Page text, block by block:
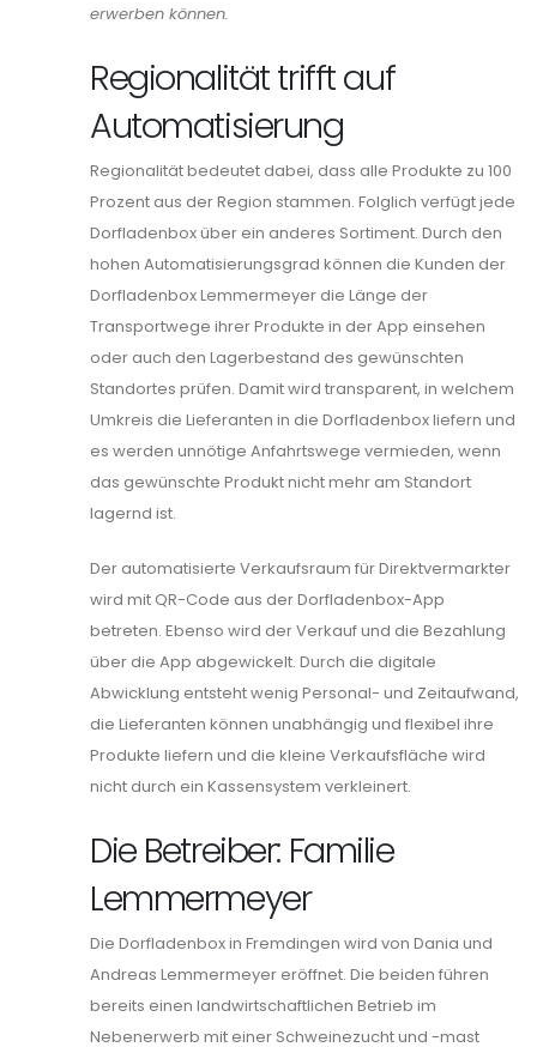
erwerben können.
Regionalität trifft auf
Automatisierung
Regionalität bedeutet dabei, dass alle Produkte zu 100
Prozent aus der Region stammen. Folglich verfügt jede
Dorfladenbox über ein anderes Sortiment. Durch den
hohen Automatisierungsgrad können die Kunden der
Dorfladenbox Lemmermeyer die Länge der
Transportwege ihrer Produkte in der App einsehen
oder auch den Lagerbestand des gewünschten
Standortes prüfen. Damit wird transparent, in welchem
Umkreis die Lieferanten in die Dorfladenbox liefern und
es werden unnötige Anfahrtswege vermieden, wenn
das gewünschte Produkt nicht mehr am Standort
lagernd ist.
Der automatisierte Verkaufsraum für Direktvermarkter
wird mit QR-Code aus der Dorfladenbox-App
betreten. Ebenso wird der Verkauf und die Bezahlung
über die App abgewickelt. Durch die digitale
Abwicklung entsteht wenig Personal- und Zeitaufwand,
die Lieferanten können unabhängig und flexibel ihre
Produkte liefern und die kleine Verkaufsfläche wird
nicht durch ein Kassensystem verkleinert.
Die Betreiber: Familie
Lemmermeyer
Die Dorfladenbox in Fremdingen wird von Dania und
Andreas Lemmermeyer eröffnet. Die beiden führen
bereits einen landwirtschaftlichen Betrieb im
Nebenerwerb mit einer Schweinezucht und -mast